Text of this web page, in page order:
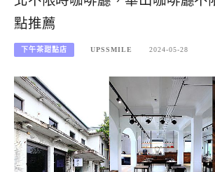
點推薦
下午茶甜點店 UPSSMILE 2024-05-28